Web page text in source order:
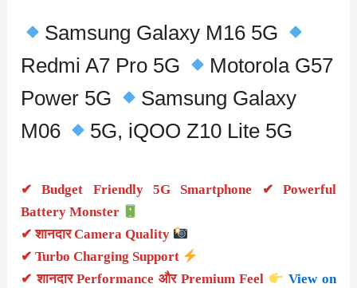
Samsung Galaxy M16 5G
Redmi A7 Pro 5G
Motorola G57
Power 5G
Samsung Galaxy
M06
5G, iQOO Z10 Lite 5G
✔ Budget Friendly 5G Smartphone ✔ Powerful
Battery Monster
✔ शानदार Camera Quality
✔ Turbo Charging Support
✔ शानदार Performance और Premium Feel
View on